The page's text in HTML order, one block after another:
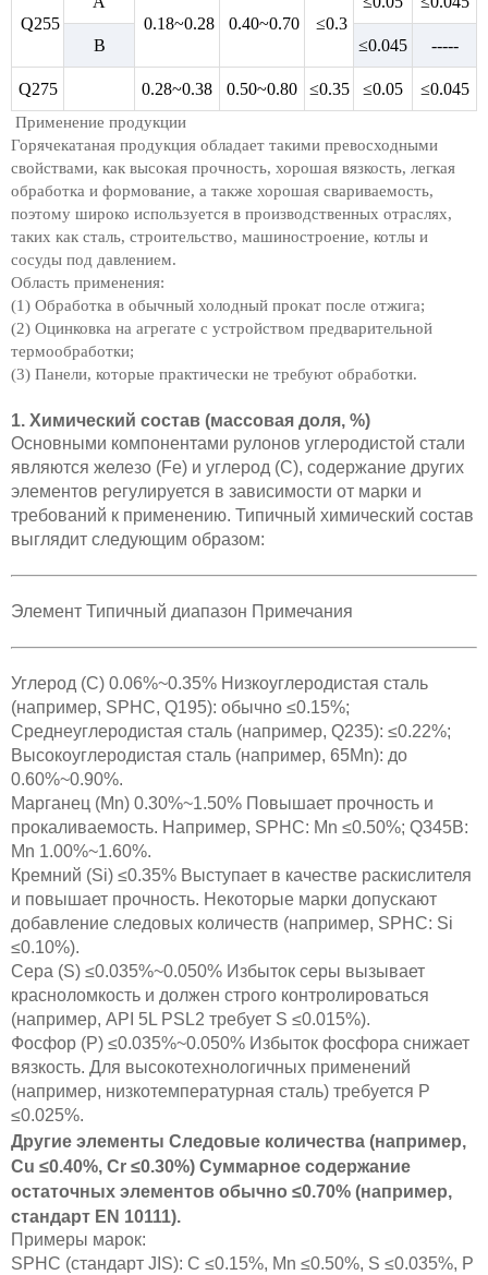
Q255
0.18~0.28
0.40~0.70 ≤0.3
B ≤0.045 -----
Q275 0.28~0.38 0.50~0.80 ≤0.35 ≤0.05 ≤0.045
Применение продукции
Горячекатаная продукция обладает такими превосходными
свойствами, как высокая прочность, хорошая вязкость, легкая
обработка и формование, а также хорошая свариваемость,
поэтому широко используется в производственных отраслях,
таких как сталь, строительство, машиностроение, котлы и
сосуды под давлением.
Область применения:
(1) Обработка в обычный холодный прокат после отжига;
(2) Оцинковка на агрегате с устройством предварительной
термообработки;
(3) Панели, которые практически не требуют обработки.
1. Химический состав (массовая доля, %)
Основными компонентами рулонов углеродистой стали
являются железо (Fe) и углерод (C), содержание других
элементов регулируется в зависимости от марки и
требований к применению. Типичный химический состав
выглядит следующим образом:
Элемент Типичный диапазон Примечания
Углерод (C) 0.06%~0.35% Низкоуглеродистая сталь
(например, SPHC, Q195): обычно ≤0.15%;
Среднеуглеродистая сталь (например, Q235): ≤0.22%;
Высокоуглеродистая сталь (например, 65Mn): до
0.60%~0.90%.
Марганец (Mn) 0.30%~1.50% Повышает прочность и
прокаливаемость. Например, SPHC: Mn ≤0.50%; Q345B:
Mn 1.00%~1.60%.
Кремний (Si) ≤0.35% Выступает в качестве раскислителя
и повышает прочность. Некоторые марки допускают
добавление следовых количеств (например, SPHC: Si
≤0.10%).
Сера (S) ≤0.035%~0.050% Избыток серы вызывает
красноломкость и должен строго контролироваться
(например, API 5L PSL2 требует S ≤0.015%).
Фосфор (P) ≤0.035%~0.050% Избыток фосфора снижает
вязкость. Для высокотехнологичных применений
(например, низкотемпературная сталь) требуется P
≤0.025%.
Другие элементы Следовые количества (например,
Cu ≤0.40%, Cr ≤0.30%) Суммарное содержание
остаточных элементов обычно ≤0.70% (например,
стандарт EN 10111).
Примеры марок:
SPHC (стандарт JIS): C ≤0.15%, Mn ≤0.50%, S ≤0.035%, P